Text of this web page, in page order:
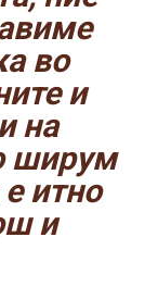
во
и
на
ширум
итно
и